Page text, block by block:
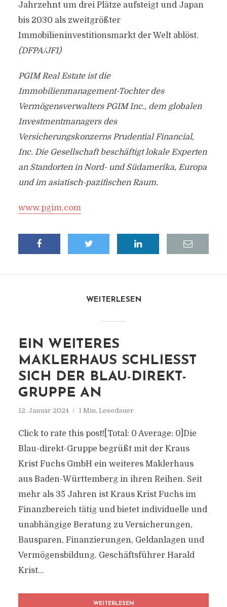
Jahrzehnt um drei Plätze aufsteigt und Japan
bis 2030 als zweitgrößter
Immobilieninvestitionsmarkt der Welt ablöst.
(DFPA/JF1)
PGIM Real Estate ist die
Immobilienmanagement-Tochter des
Vermögensverwalters PGIM Inc., dem globalen
Investmentmanagers des
Versicherungskonzerns Prudential Financial,
Inc. Die Gesellschaft beschäftigt lokale Experten
an Standorten in Nord- und Südamerika, Europa
und im asiatisch-pazifischen Raum.
www.pgim.com
WEITERLESEN
EIN WEITERES
MAKLERHAUS SCHLIESST S
ICH DER BLAU-DIREKT-G
RUPPE AN
12. Januar 2024 1 Min. Lesedauer
Click to rate this post![Total: 0 Average: 0]Die
Blau-direkt-Gruppe begrüßt mit der Kraus
Krist Fuchs GmbH ein weiteres Maklerhaus
aus Baden-Württemberg in ihren Reihen. Seit
mehr als 35 Jahren ist Kraus Krist Fuchs im
Finanzbereich tätig und bietet individuelle und
unabhängige Beratung zu Versicherungen,
Bausparen, Finanzierungen, Geldanlagen und
Vermögensbildung. Geschäftsführer Harald
Krist...
WEITERLESEN